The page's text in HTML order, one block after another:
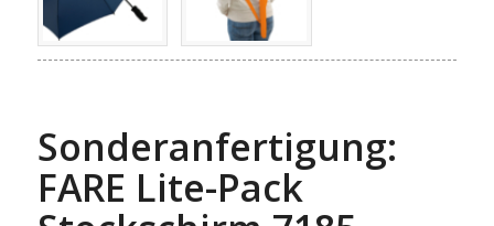
Sonderanfertigung:
FARE Lite-Pack